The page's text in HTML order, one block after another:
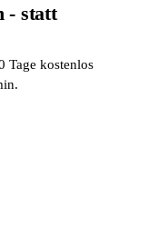
- statt
Tage kostenlos